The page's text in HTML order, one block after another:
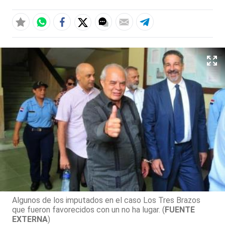
Algunos de los imputados en el caso Los Tres Brazos
que fueron favorecidos con un no ha lugar. (FUENTE
EXTERNA)